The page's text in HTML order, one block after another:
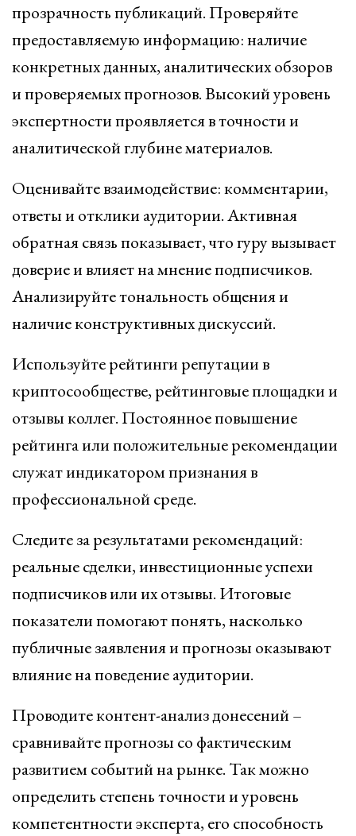
прозрачность публикаций. Проверяйте
предоставляемую информацию: наличие
конкретных данных, аналитических обзоров
и проверяемых прогнозов. Высокий уровень
экспертности проявляется в точности и
аналитической глубине материалов.
Оценивайте взаимодействие: комментарии,
ответы и отклики аудитории. Активная
обратная связь показывает, что гуру вызывает
доверие и влияет на мнение подписчиков.
Анализируйте тональность общения и
наличие конструктивных дискуссий.
Используйте рейтинги репутации в
криптосообществе, рейтинговые площадки и
отзывы коллег. Постоянное повышение
рейтинга или положительные рекомендации
служат индикатором признания в
профессиональной среде.
Следите за результатами рекомендаций:
реальные сделки, инвестиционные успехи
подписчиков или их отзывы. Итоговые
показатели помогают понять, насколько
публичные заявления и прогнозы оказывают
влияние на поведение аудитории.
Проводите контент-анализ донесений –
сравнивайте прогнозы со фактическим
развитием событий на рынке. Так можно
определить степень точности и уровень
компетентности эксперта, его способность